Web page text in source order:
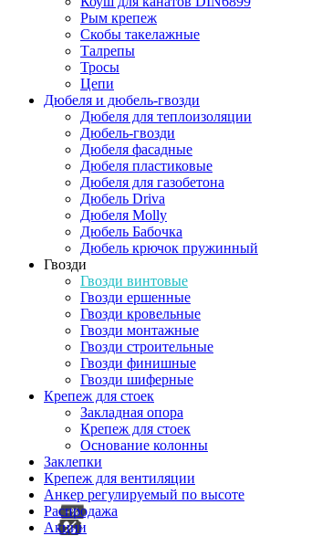
Рым крепеж
Скобы такелажные
Талрепы
Тросы
Цепи
Дюбеля и дюбель-гвозди
Дюбеля для теплоизоляции
Дюбель-гвозди
Дюбеля фасадные
Дюбеля пластиковые
Дюбеля для газобетона
Дюбель Driva
Дюбеля Molly
Дюбель Бабочка
Дюбель крючок пружинный
Гвозди
Гвозди винтовые
Гвозди ершенные
Гвозди кровельные
Гвозди монтажные
Гвозди строительные
Гвозди финишные
Гвозди шиферные
Крепеж для стоек
Закладная опора
Крепеж для стоек
Основание колонны
Заклепки
Крепеж для вентиляции
Анкер регулируемый по высоте
Распродажа
Акции